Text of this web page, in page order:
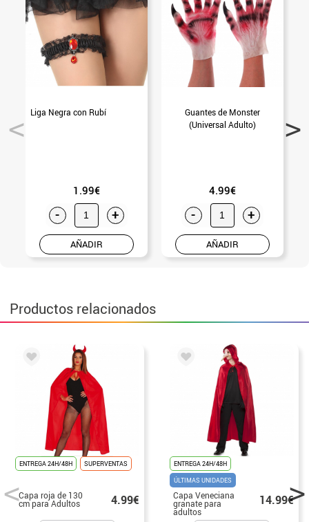
Liga Negra con Rubí
1.99€
- +
AÑADIR
Guantes de Monster
(Universal Adulto)
4.99€
- +
AÑADIR
Productos relacionados
ENTREGA 24H/48H SUPERVENTAS
Capa roja de 130
cm para Adultos 4.99€
ENTREGA 24H/48H
ÚLTIMAS UNIDADES
Capa Veneciana
granate para
adultos
14.99€